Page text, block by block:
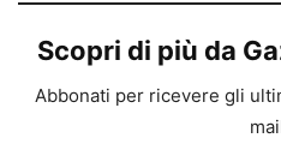
Scopri di più da
Abbonati per ricevere gli